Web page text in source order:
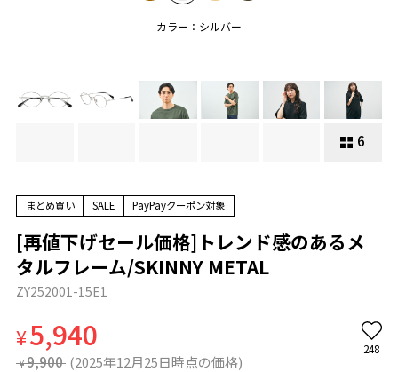
カラー：シルバー
6
まとめ買い SALE PayPayクーポン対象
[再値下げセール価格]トレンド感のあるメ
タルフレーム/SKINNY METAL
ZY252001-15E1
¥5,940
¥ 9,900 (2025年12月25日時点の価格)
248